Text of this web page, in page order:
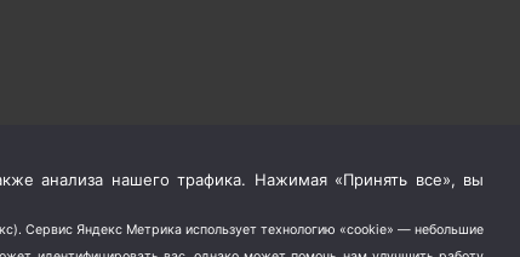
анализа нашего трафика. Нажимая «Принять все», вы
Сервис Яндекс Метрика использует технологию «cookie» — небольшие